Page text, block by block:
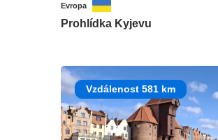
Evropa
Prohlídka Kyjevu
Vzdálenost 581 km